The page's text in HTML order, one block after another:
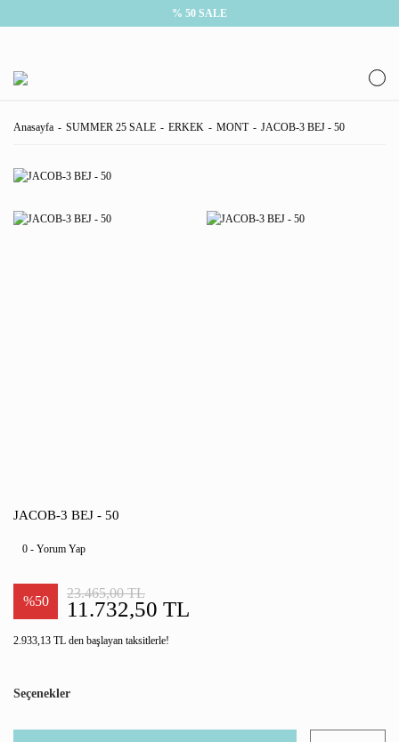
% 50 SALE
Anasayfa SUMMER 25 SALE ERKEK MONT JACOB-3 BEJ - 50
JACOB-3 BEJ - 50
0 - Yorum Yap
%50 11.732,50 TL
23.465,00 TL
2.933,13 TL den başlayan taksitlerle!
Seçenekler